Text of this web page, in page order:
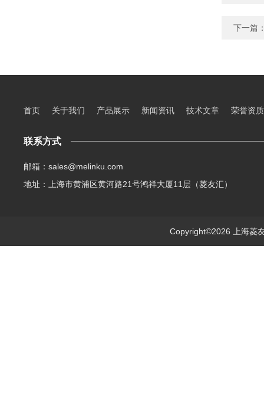
下一篇
首页 关于我们 产品展示 新闻资讯 技术文章 荣誉资质
联系方式
邮箱：sales@melinku.com
地址：上海市黄浦区黄河路21号鸿祥大厦11层（菱友汇）
Copyright©2026 上海菱